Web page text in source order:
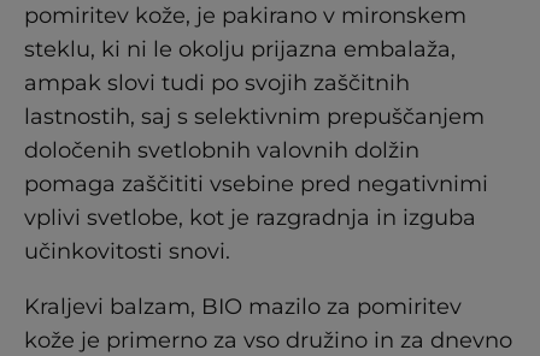
pomiritev kože, je pakirano v mironskem
steklu, ki ni le okolju prijazna embalaža,
ampak slovi tudi po svojih zaščitnih
lastnostih, saj s selektivnim prepuščanjem
določenih svetlobnih valovnih dolžin
pomaga zaščititi vsebine pred negativnimi
vplivi svetlobe, kot je razgradnja in izguba
učinkovitosti snovi.
Kraljevi balzam, BIO mazilo za pomiritev
kože je primerno za vso družino in za dnevno